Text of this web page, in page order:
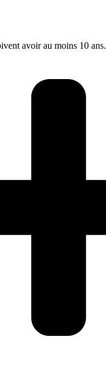
avoir au moins 10 ans.